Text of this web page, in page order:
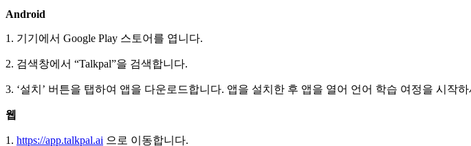
Android
1. 기기에서 Google Play 스토어를 엽니다.
2. 검색창에서 “Talkpal”을 검색합니다.
3. ‘설치’ 버튼을 탭하여 앱을 다운로드합니다. 앱을 설치한 후 앱을 열어 언어 학습 여정을 시작하
웹
1. https://app.talkpal.ai 으로 이동합니다.